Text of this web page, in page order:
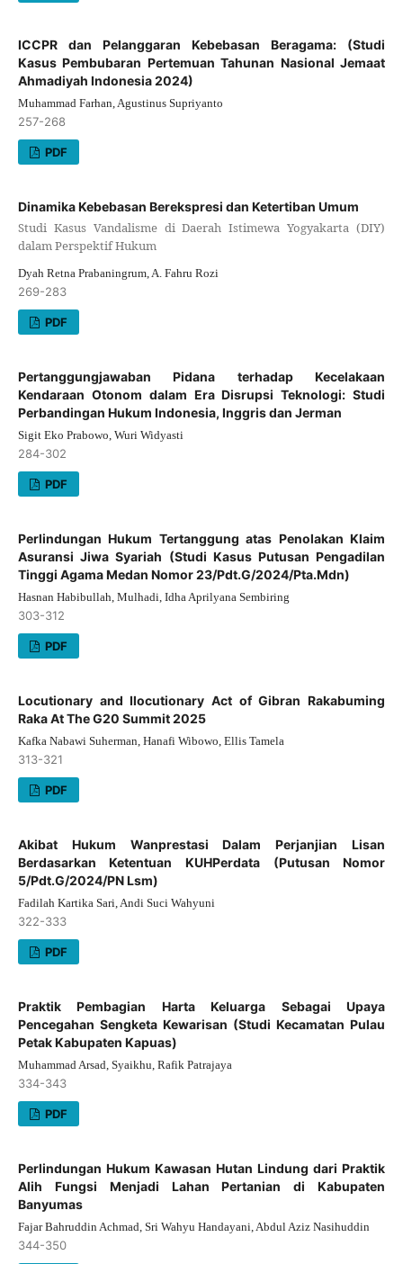
ICCPR dan Pelanggaran Kebebasan Beragama: (Studi
Kasus Pembubaran Pertemuan Tahunan Nasional Jemaat
Ahmadiyah Indonesia 2024)
Muhammad Farhan, Agustinus Supriyanto
257-268
PDF
Dinamika Kebebasan Berekspresi dan Ketertiban Umum
Studi Kasus Vandalisme di Daerah Istimewa Yogyakarta (DIY)
dalam Perspektif Hukum
Dyah Retna Prabaningrum, A. Fahru Rozi
269-283
PDF
Pertanggungjawaban Pidana terhadap Kecelakaan
Kendaraan Otonom dalam Era Disrupsi Teknologi: Studi
Perbandingan Hukum Indonesia, Inggris dan Jerman
Sigit Eko Prabowo, Wuri Widyasti
284-302
PDF
Perlindungan Hukum Tertanggung atas Penolakan Klaim
Asuransi Jiwa Syariah (Studi Kasus Putusan Pengadilan
Tinggi Agama Medan Nomor 23/Pdt.G/2024/Pta.Mdn)
Hasnan Habibullah, Mulhadi, Idha Aprilyana Sembiring
303-312
PDF
Locutionary and Ilocutionary Act of Gibran Rakabuming
Raka At The G20 Summit 2025
Kafka Nabawi Suherman, Hanafi Wibowo, Ellis Tamela
313-321
PDF
Akibat Hukum Wanprestasi Dalam Perjanjian Lisan
Berdasarkan Ketentuan KUHPerdata (Putusan Nomor
5/Pdt.G/2024/PN Lsm)
Fadilah Kartika Sari, Andi Suci Wahyuni
322-333
PDF
Praktik Pembagian Harta Keluarga Sebagai Upaya
Pencegahan Sengketa Kewarisan (Studi Kecamatan Pulau
Petak Kabupaten Kapuas)
Muhammad Arsad, Syaikhu, Rafik Patrajaya
334-343
PDF
Perlindungan Hukum Kawasan Hutan Lindung dari Praktik
Alih Fungsi Menjadi Lahan Pertanian di Kabupaten
Banyumas
Fajar Bahruddin Achmad, Sri Wahyu Handayani, Abdul Aziz Nasihuddin
344-350